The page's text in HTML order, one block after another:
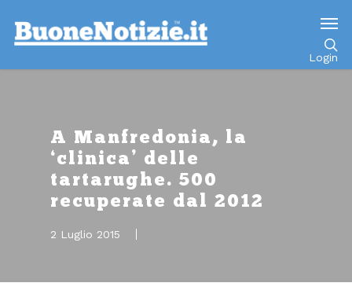
Login
A Manfredonia, la
‘clinica’ delle
tartarughe. 500
recuperate dal 2012
2 Luglio 2015
Go to mobile version